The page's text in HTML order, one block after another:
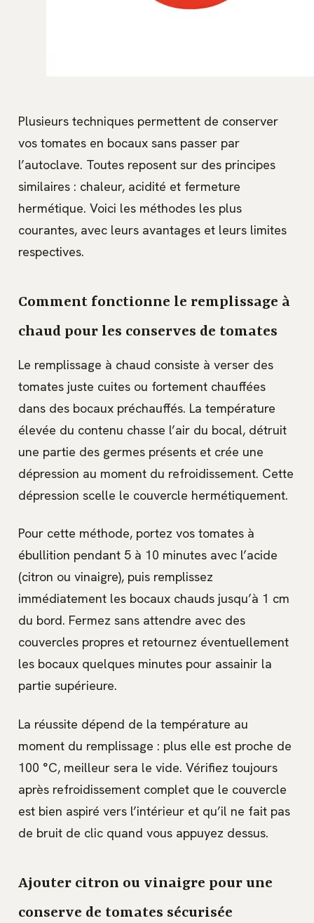
Plusieurs techniques permettent de conserver
vos tomates en bocaux sans passer par
l’autoclave. Toutes reposent sur des principes
similaires : chaleur, acidité et fermeture
hermétique. Voici les méthodes les plus
courantes, avec leurs avantages et leurs limites
respectives.
Comment fonctionne le remplissage à
chaud pour les conserves de tomates
Le remplissage à chaud consiste à verser des
tomates juste cuites ou fortement chauffées
dans des bocaux préchauffés. La température
élevée du contenu chasse l’air du bocal, détruit
une partie des germes présents et crée une
dépression au moment du refroidissement. Cette
dépression scelle le couvercle hermétiquement.
Pour cette méthode, portez vos tomates à
ébullition pendant 5 à 10 minutes avec l’acide
(citron ou vinaigre), puis remplissez
immédiatement les bocaux chauds jusqu’à 1 cm
du bord. Fermez sans attendre avec des
couvercles propres et retournez éventuellement
les bocaux quelques minutes pour assainir la
partie supérieure.
La réussite dépend de la température au
moment du remplissage : plus elle est proche de
100 °C, meilleur sera le vide. Vérifiez toujours
après refroidissement complet que le couvercle
est bien aspiré vers l’intérieur et qu’il ne fait pas
de bruit de clic quand vous appuyez dessus.
Ajouter citron ou vinaigre pour une
conserve de tomates sécurisée